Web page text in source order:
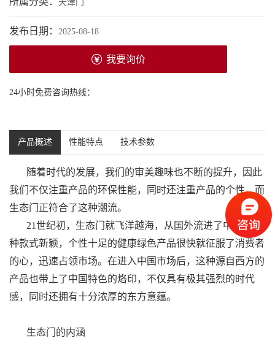
天津门
发布日期： 2025-08-18
我要询价
24小时免费咨询热线：
产品概述 性能特点 技术参数
随着时代的发展，我们的审美趣味也不断的提升，因此
我们不仅注重产品的环保性能，同时还注重产品的个性，而
生态门正符合了这种潮流。
21世纪初，生态门就飞洋越海，从国外流进了中国，这
种款式新颖，个性十足的健康绿色产品很快就征服了消费者
的心，迅速占领市场。在进入中国市场后，这种源自西方的
产品也带上了中国特色的烙印，不仅具有极其强烈的时代
感，同时还拥有十分浓厚的东方意蕴。
生态门的内涵